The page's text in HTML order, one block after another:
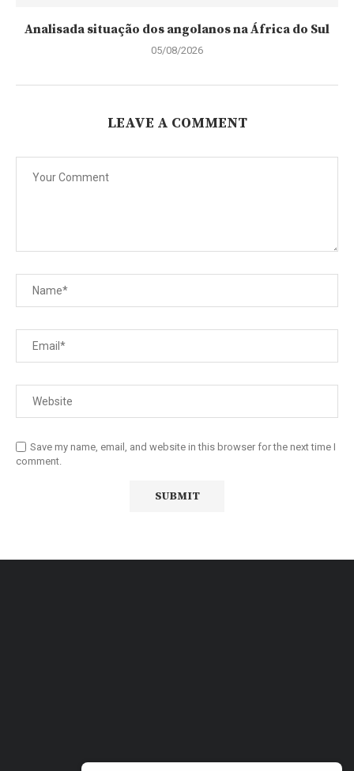
Analisada situação dos angolanos na África do Sul
05/08/2026
LEAVE A COMMENT
Save my name, email, and website in this browser for the next time I
comment.